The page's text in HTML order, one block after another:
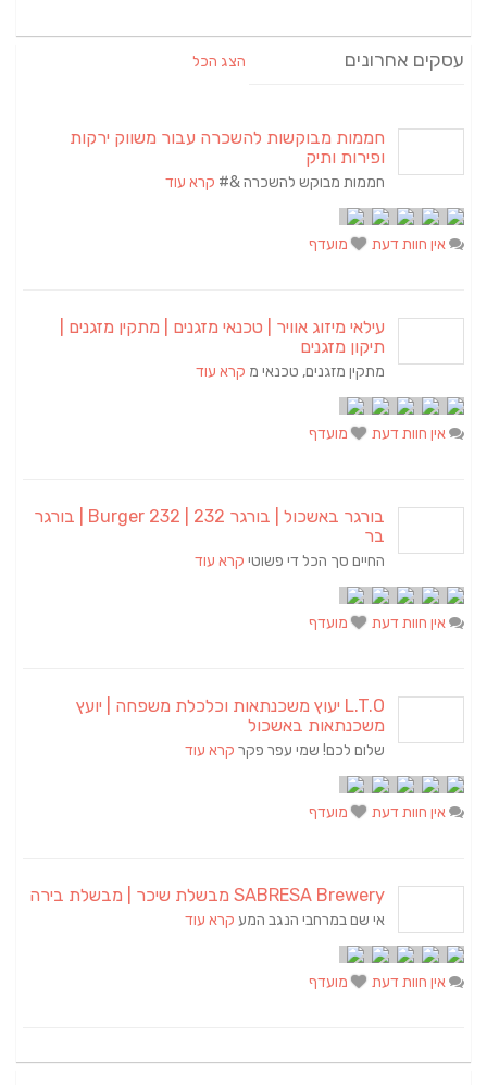
עסקים אחרונים הצג הכל
חממות מבוקשות להשכרה עבור משווק ירקות
ופירות ותיק
חממות מבוקש להשכרה &# קרא עוד
אין חוות דעת מועדף
עילאי מיזוג אוויר | טכנאי מזגנים | מתקין מזגנים |
תיקון מזגנים
מתקין מזגנים, טכנאי מ קרא עוד
אין חוות דעת מועדף
בורגר באשכול | בורגר 232 | Burger 232 | בורגר
בר
החיים סך הכל די פשוטי קרא עוד
אין חוות דעת מועדף
L.T.O יעוץ משכנתאות וכלכלת משפחה | יועץ
משכנתאות באשכול
שלום לכם! שמי עפר פקר קרא עוד
אין חוות דעת מועדף
SABRESA Brewery מבשלת שיכר | מבשלת בירה
אי שם במרחבי הנגב המע קרא עוד
אין חוות דעת מועדף